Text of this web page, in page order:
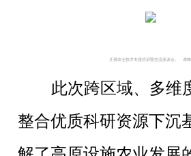
开展农业技术专题培训暨交流座谈会。   谭
此次跨区域、多维
整合优质科研资源下沉